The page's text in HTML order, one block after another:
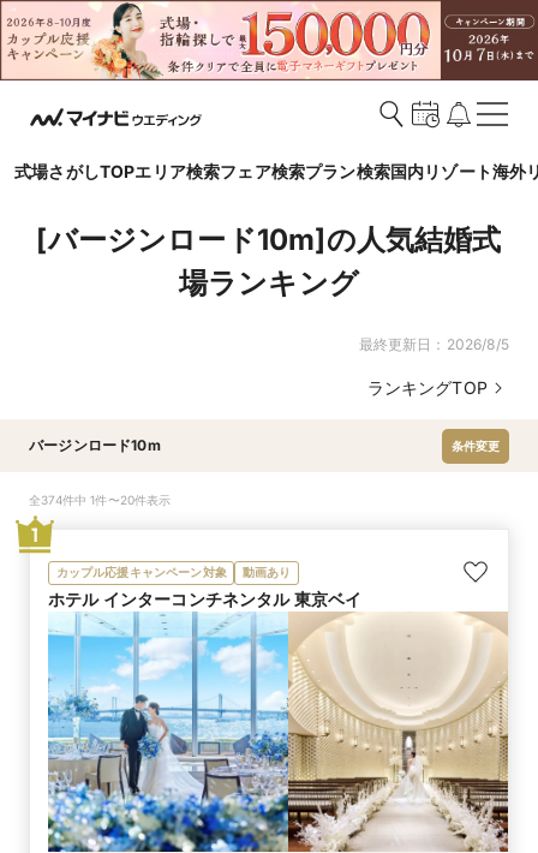
式場さがしTOPエリア検索フェア検索プラン検索国内リゾート海外
[バージンロード10m]の人気結婚式
場ランキング
最終更新日： 2026/8/5
ランキングTOP
バージンロード10m 条件変更
全374件中 1件〜20件表示
カップル応援キャンペーン対象 動画あり
ホテル インターコンチネンタル 東京ベイ
1